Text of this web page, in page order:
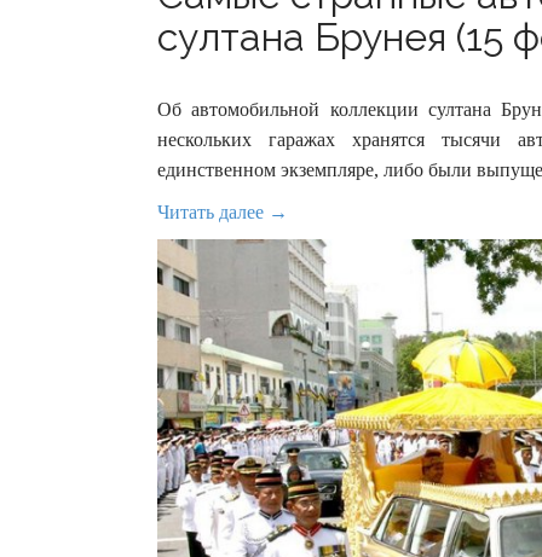
султана Брунея (15
Об автомобильной коллекции султана
нескольких гаражах хранятся тысячи
единственном экземпляре, либо были
Читать далее →